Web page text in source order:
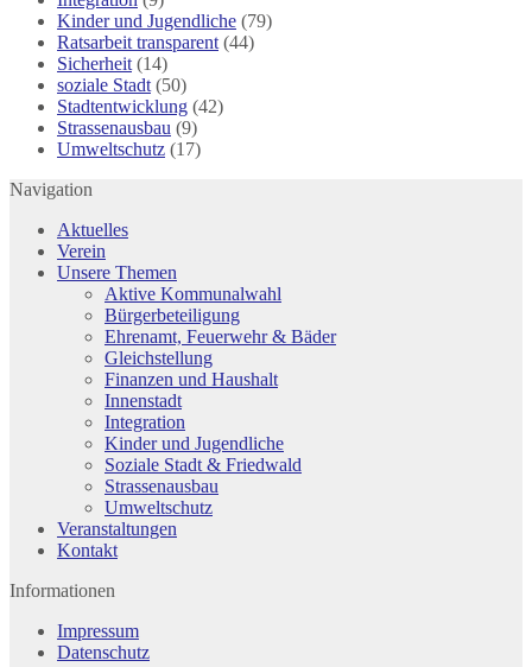
Kinder und Jugendliche (79)
Ratsarbeit transparent(44)
Sicherheit(14)
soziale Stadt(50)
Stadtentwicklung (42)
Strassenausbau (9)
Umweltschutz (17)
Navigation
Aktuelles
Verein
Unsere Themen
Aktive Kommunalwahl
Bürgerbeteiligung
Ehrenamt, Feuerwehr & Bäder
Gleichstellung
Finanzen und Haushalt
Innenstadt
Integration
Kinder und Jugendliche
Soziale Stadt & Friedwald
Strassenausbau
Umweltschutz
Veranstaltungen
Kontakt
Informationen
Impressum
Datenschutz